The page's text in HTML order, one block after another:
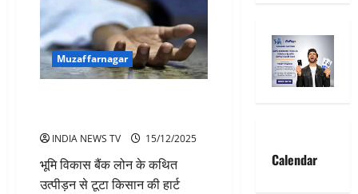
Muzaffarnagar
INDIA NEWS TV 15/12/2025
भूमि विकास बैंक लोन के कथित
उत्पीड़न से टूटा किसान की हार्ट
Calendar